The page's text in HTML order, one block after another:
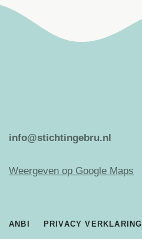
info@stichtingebru.nl
Weergeven op Google Maps
ANBI PRIVACY VERKLARING